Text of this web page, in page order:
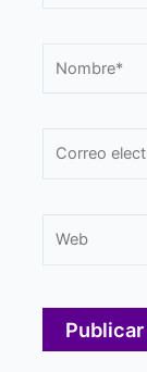
electrónico*